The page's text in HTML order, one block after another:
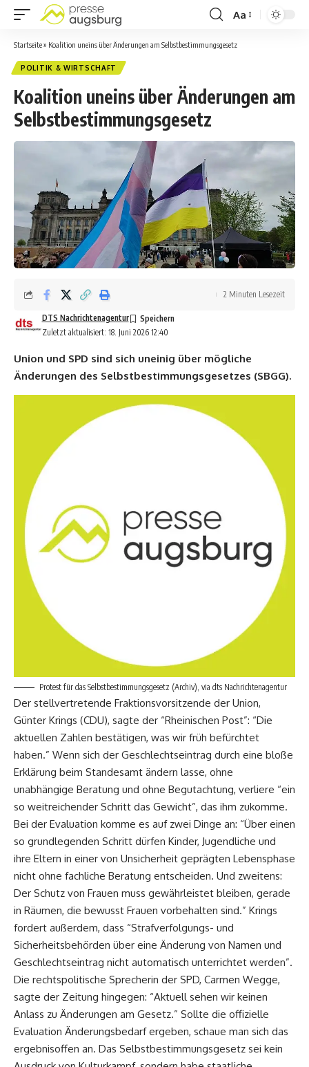
Aa
Startseite» Koalition uneins über Änderungen am Selbstbestimmungsgesetz
POLITIK & WIRTSCHAFT
Koalition uneins über Änderungen am
Selbstbestimmungsgesetz
Zuletzt aktualisiert: 18. Juni 2026 12:40
DTS Nachrichtenagentur
2 Minuten Lesezeit
Union und SPD sind sich uneinig über mögliche
Änderungen des Selbstbestimmungsgesetzes (SBGG).
Protest für das Selbstbestimmungsgesetz (Archiv), via dts Nachrichtenagentur
Der stellvertretende Fraktionsvorsitzende der Union,
Günter Krings (CDU), sagte der “Rheinischen Post”: “Die
aktuellen Zahlen bestätigen, was wir früh befürchtet
haben.” Wenn sich der Geschlechtseintrag durch eine bloße
Erklärung beim Standesamt ändern lasse, ohne
unabhängige Beratung und ohne Begutachtung, verliere “ein
so weitreichender Schritt das Gewicht”, das ihm zukomme.
Bei der Evaluation komme es auf zwei Dinge an: “Über einen
so grundlegenden Schritt dürfen Kinder, Jugendliche und
ihre Eltern in einer von Unsicherheit geprägten Lebensphase
nicht ohne fachliche Beratung entscheiden. Und zweitens:
Der Schutz von Frauen muss gewährleistet bleiben, gerade
in Räumen, die bewusst Frauen vorbehalten sind.” Krings
fordert außerdem, dass “Strafverfolgungs- und
Sicherheitsbehörden über eine Änderung von Namen und
Geschlechtseintrag nicht automatisch unterrichtet werden”.
Die rechtspolitische Sprecherin der SPD, Carmen Wegge,
sagte der Zeitung hingegen: “Aktuell sehen wir keinen
Anlass zu Änderungen am Gesetz.” Sollte die offizielle
Evaluation Änderungsbedarf ergeben, schaue man sich das
ergebnisoffen an. Das Selbstbestimmungsgesetz sei kein